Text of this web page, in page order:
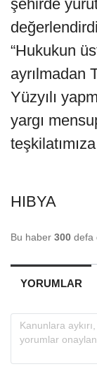
şehirde
“Hukukun
ayrılmadan
Yüzyılı
yargı
HIBYA
Bu haber 300 defa
YORUMLAR